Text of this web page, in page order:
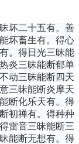
坏二十五有。善
坏畜生有。得心
。得日光三昧能
炎三昧能断郁单
动三昧能断四天
三昧能断炎摩天
断化乐天有。得
初禅有。得种种
雷音三昧能断三
能断无想有。得